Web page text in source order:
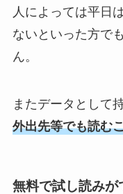
人によっては平日
ないといった方で
ん。
またデータとして
外出先等でも読む
無料で試し読みが